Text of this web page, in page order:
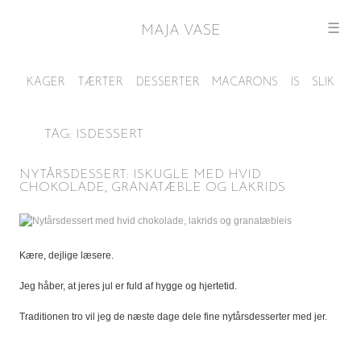
MAJA VASE ☰
TAG: ISDESSERT
NYTÅRSDESSERT: ISKUGLE MED HVID
CHOKOLADE, GRANATÆBLE OG LAKRIDS
Kære, dejlige læsere.
Jeg håber, at jeres jul er fuld af hygge og hjertetid.
Traditionen tro vil jeg de næste dage dele fine nytårsdesserter med jer.